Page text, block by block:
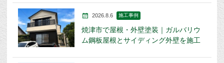
2026.8.6 施工事例
焼津市で屋根・外壁塗装｜ガルバリウ
ム鋼板屋根とサイディング外壁を施工